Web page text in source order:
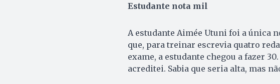
Estudante nota mil
A estudante Aimée Utuni foi a única
que, para treinar escrevia quatro
exame, a estudante chegou a fazer
acreditei. Sabia que seria alta, mas